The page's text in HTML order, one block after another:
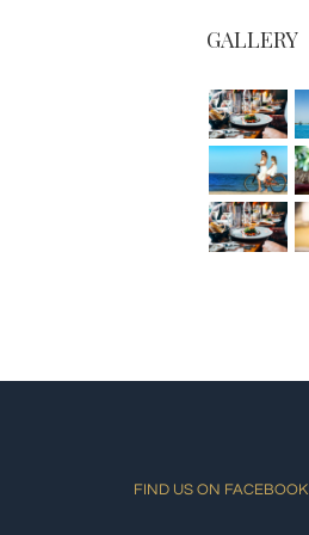
GALLERY
FIND US ON FACEBOOK